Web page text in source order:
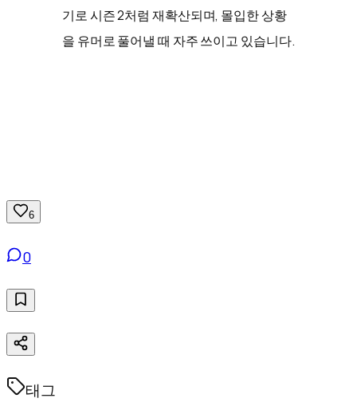
기로 시즌 2처럼 재확산되며, 몰입한 상황
을 유머로 풀어낼 때 자주 쓰이고 있습니다.
6
0
태그